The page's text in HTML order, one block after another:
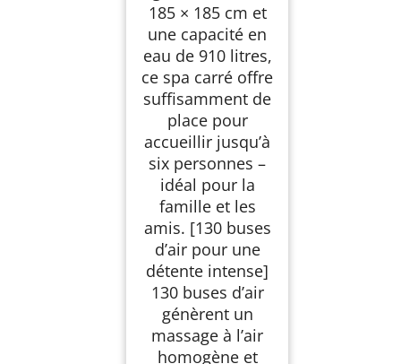
185 × 185 cm et
une capacité en
eau de 910 litres,
ce spa carré offre
suffisamment de
place pour
accueillir jusqu’à
six personnes –
idéal pour la
famille et les
amis. [130 buses
d’air pour une
détente intense]
130 buses d’air
génèrent un
massage à l’air
homogène et